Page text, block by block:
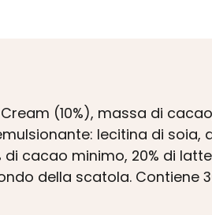
(10%), massa di
lecitina di
cacao minimo, 20% di
della scatola. Contiene